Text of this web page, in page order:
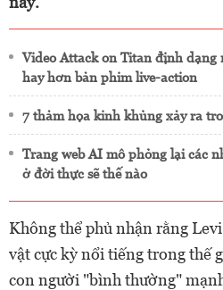
Video Attack on Titan định
hay hơn bản phim live-action
7 thảm họa kinh khủng xảy ra
Trang web AI mô phỏng lại các
ở đời thực sẽ thế nào
Không thể phủ nhận rằng
vật cực kỳ nổi tiếng trong thế
con người "bình thường"